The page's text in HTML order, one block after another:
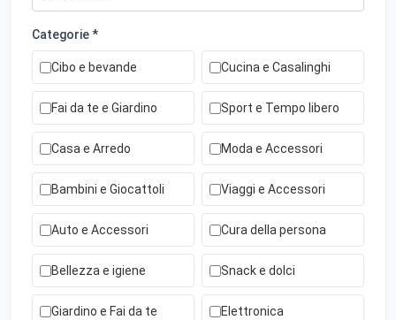
Categorie *
Cibo e bevande Cucina e Casalinghi
Fai da te e Giardino Sport e Tempo libero
Casa e Arredo Moda e Accessori
Bambini e Giocattoli Viaggi e Accessori
Auto e Accessori Cura della persona
Bellezza e igiene Snack e dolci
Giardino e Fai da te Elettronica